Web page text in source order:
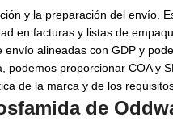
y la preparación del envío.
en facturas y listas de
alineadas con GDP y
proporcionar COA y
de la marca y de los
de